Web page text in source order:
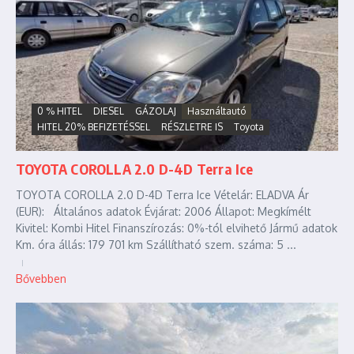
0 % HITEL DIESEL GÁZOLAJ
Használtautó
HITEL 20% BEFIZETÉSSEL
RÉSZLETRE IS Toyota
TOYOTA COROLLA 2.0 D-4D Terra Ice
TOYOTA COROLLA 2.0 D-4D Terra Ice Vételár: ELADVA Ár
(EUR): Általános adatok Évjárat: 2006 Állapot: Megkímélt
Kivitel: Kombi Hitel Finanszírozás: 0%-tól elvihető Jármű adatok
Km. óra állás: 179 701 km Szállítható szem. száma: 5 ...
Bővebben